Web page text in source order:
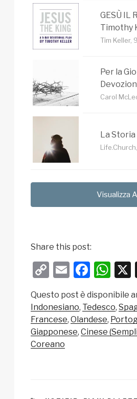
GESÙ IL
Timothy
Tim Keller,
Per la
Carol
La Storia
Visualizza
Share this post:
C
o
p
y
Li
n
E
m
ail
F
a
c
e
b
W
h
at
s
A
Questo post è disponibile
Indonesiano Tedesco
Francese Olandese
Giapponese Cinese
Coreano